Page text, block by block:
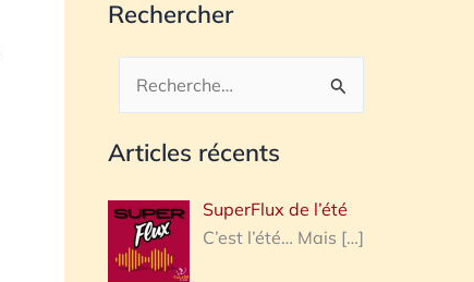
Rechercher
Rechercher :
Articles récents
SuperFlux de l’été
C’est l’été… Mais […]